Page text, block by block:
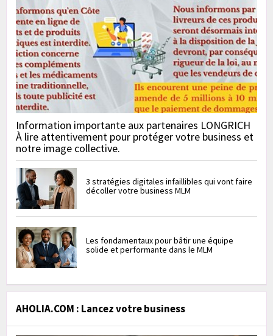
Information importante aux partenaires LONGRICH
À lire attentivement pour protéger votre business et
notre image collective.
3 stratégies digitales infaillibles qui vont faire
décoller votre business MLM
Les fondamentaux pour bâtir une équipe
solide et performante dans le MLM
AHOLIA.COM : Lancez votre business